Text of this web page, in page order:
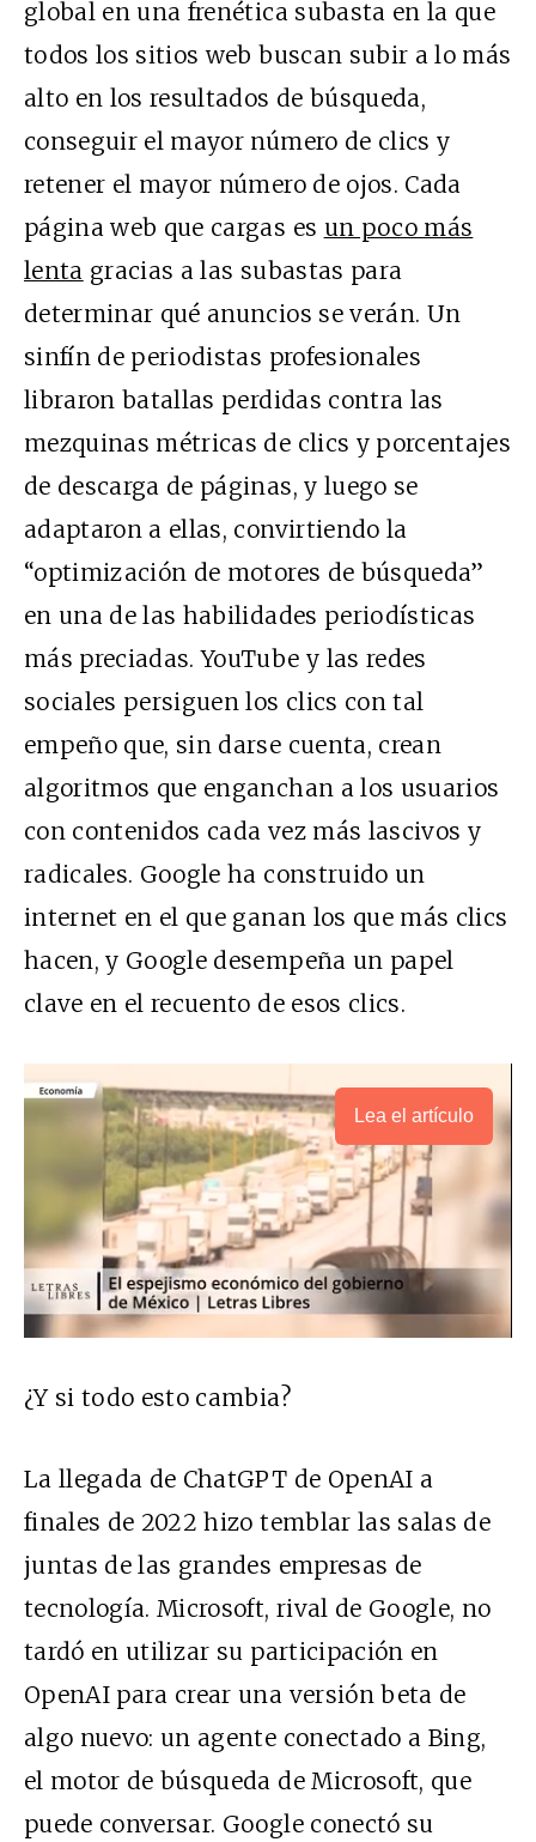
global en una frenética subasta en la que
todos los sitios web buscan subir a lo más
alto en los resultados de búsqueda,
conseguir el mayor número de clics y
retener el mayor número de ojos. Cada
página web que cargas es un poco más
lenta gracias a las subastas para
determinar qué anuncios se verán. Un
sinfín de periodistas profesionales
libraron batallas perdidas contra las
mezquinas métricas de clics y porcentajes
de descarga de páginas, y luego se
adaptaron a ellas, convirtiendo la
“optimización de motores de búsqueda”
en una de las habilidades periodísticas
más preciadas. YouTube y las redes
sociales persiguen los clics con tal
empeño que, sin darse cuenta, crean
algoritmos que enganchan a los usuarios
con contenidos cada vez más lascivos y
radicales. Google ha construido un
internet en el que ganan los que más clics
hacen, y Google desempeña un papel
clave en el recuento de esos clics.
Lea el artículo
¿Y si todo esto cambia?
La llegada de ChatGPT de OpenAI a
finales de 2022 hizo temblar las salas de
juntas de las grandes empresas de
tecnología. Microsoft, rival de Google, no
tardó en utilizar su participación en
OpenAI para crear una versión beta de
algo nuevo: un agente conectado a Bing,
el motor de búsqueda de Microsoft, que
puede conversar. Google conectó su